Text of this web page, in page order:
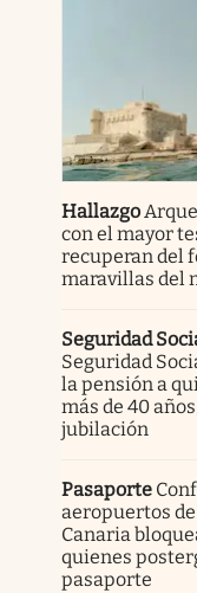
Hallazgo
con el mayor
recuperan del
maravillas del
Seguridad
Seguridad
la pensión a
más de 40
jubilación
Pasaporte
aeropuertos
Canaria
quienes
pasaporte